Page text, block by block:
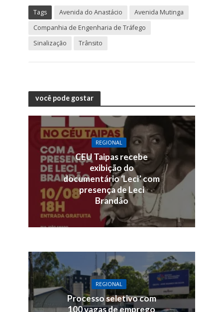
Tags Avenida do Anastácio
Avenida Mutinga
Companhia de Engenharia de Tráfego
Sinalização
Trânsito
você pode gostar
REGIONAL
CEU Taipas recebe
exibição do
documentário ‘Leci’ com
presença de Leci
Brandão
REGIONAL
Processo seletivo com
100 vagas de emprego